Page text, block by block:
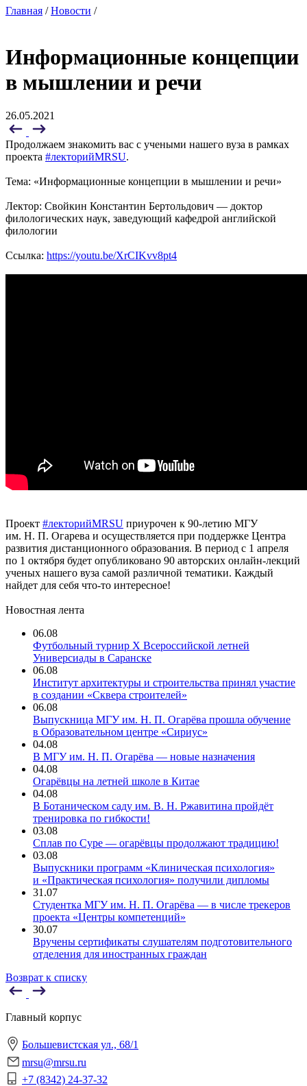
Главная /Новости /
Информационные концепции
в мышлении и речи
26.05.2021
Продолжаем знакомить вас с учеными нашего вуза в рамках
проекта #лекторийMRSU.
Тема: «Информационные концепции в мышлении и речи»
Лектор: Свойкин Константин Бертольдович — доктор
филологических наук, заведующий кафедрой английской
филологии
Ссылка: https://youtu.be/XrCIKvv8pt4
Проект #лекторийMRSU приурочен к 90-летию МГУ
им. Н. П. Огарева и осуществляется при поддержке Центра
развития дистанционного образования. В период с 1 апреля
по 1 октября будет опубликовано 90 авторских онлайн-лекций
ученых нашего вуза самой различной тематики. Каждый
найдет для себя что-то интересное!
Новостная лента
06.08
Футбольный турнир X Всероссийской летней
Универсиады в Саранске
06.08
Институт архитектуры и строительства принял участие
в создании «Сквера строителей»
06.08
Выпускница МГУ им. Н. П. Огарёва прошла обучение
в Образовательном центре «Сириус»
04.08
В МГУ им. Н. П. Огарёва — новые назначения
04.08
Огарёвцы на летней школе в Китае
04.08
В Ботаническом саду им. В. Н. Ржавитина пройдёт
тренировка по гибкости!
03.08
Сплав по Суре — огарёвцы продолжают традицию!
03.08
Выпускники программ «Клиническая психология»
и «Практическая психология» получили дипломы
31.07
Студентка МГУ им. Н. П. Огарёва — в числе трекеров
проекта «Центры компетенций»
30.07
Вручены сертификаты слушателям подготовительного
отделения для иностранных граждан
Возврат к списку
Главный корпус
Большевистская ул., 68/1
mrsu@mrsu.ru
+7 (8342) 24-37-32